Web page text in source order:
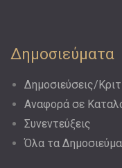
Δημοσιεύματα
Δημοσιεύσεις/
Αναφορά σε
Συνεντεύξεις
Όλα τα